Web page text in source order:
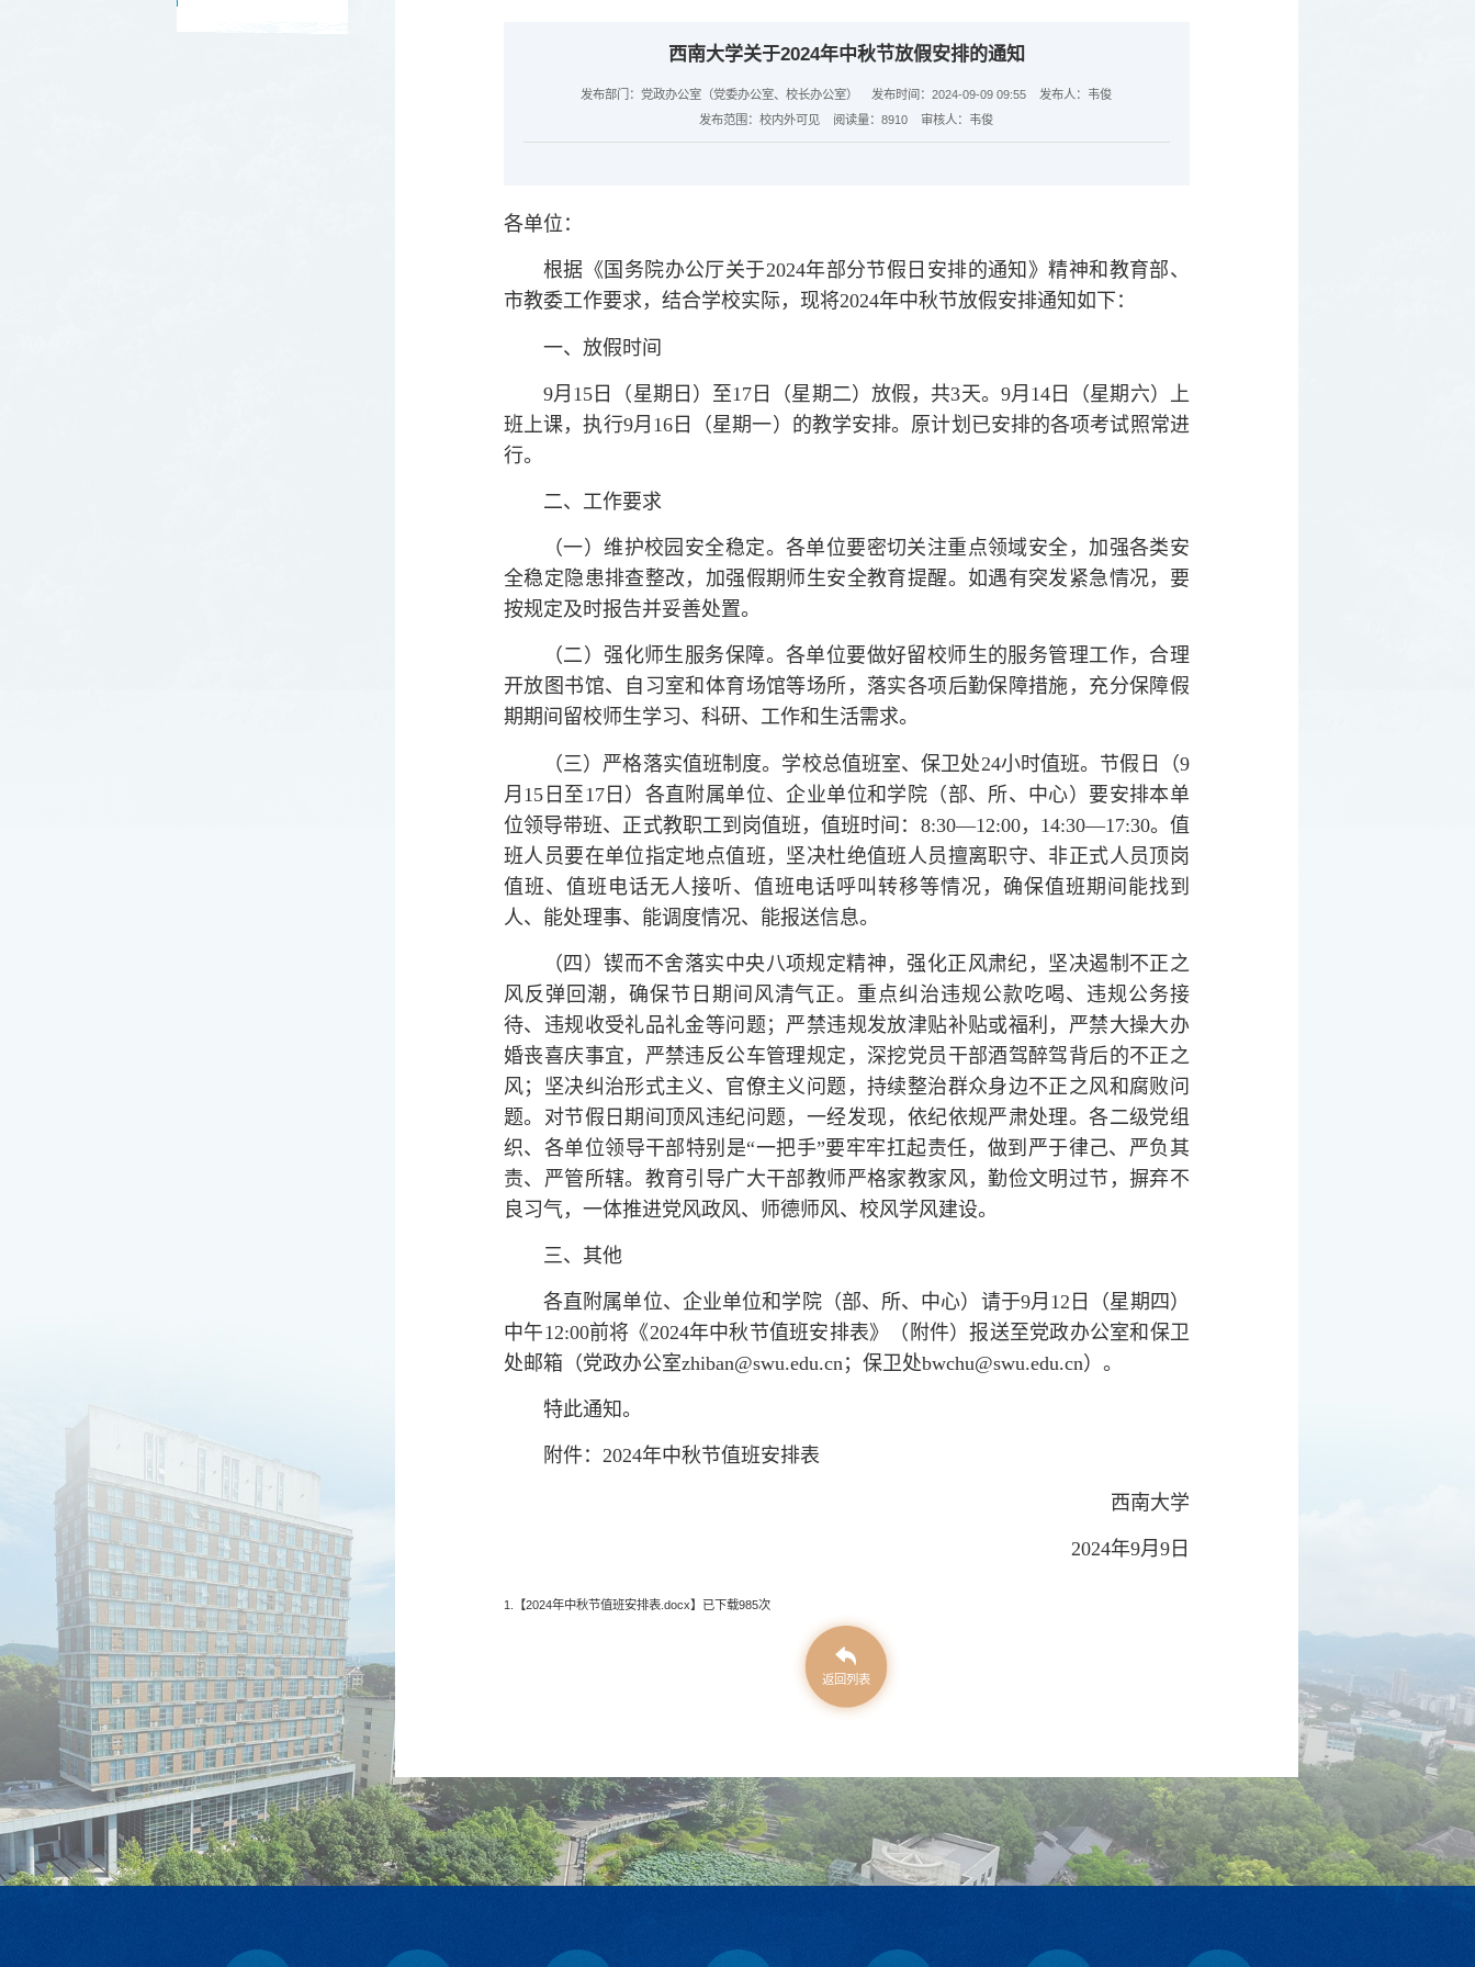
西南大学关于2024年中秋节放假安排的通知
发布部门：党政办公室（党委办公室、校长办公室） 发布时间：2024-09-09 09:55
发布人：韦俊
发布范围：校内外可见
阅读量：8910 审核人：韦俊
各单位：
根据《国务院办公厅关于2024年部分节假日安排的通知》精神和教育部、
市教委工作要求，结合学校实际，现将2024年中秋节放假安排通知如下：
一、放假时间
9月15日（星期日）至17日（星期二）放假，共3天。9月14日（星期六）上
班上课，执行9月16日（星期一）的教学安排。原计划已安排的各项考试照常进
行。
二、工作要求
（一）维护校园安全稳定。各单位要密切关注重点领域安全，加强各类安
全稳定隐患排查整改，加强假期师生安全教育提醒。如遇有突发紧急情况，要
按规定及时报告并妥善处置。
（二）强化师生服务保障。各单位要做好留校师生的服务管理工作，合理
开放图书馆、自习室和体育场馆等场所，落实各项后勤保障措施，充分保障假
期期间留校师生学习、科研、工作和生活需求。
（三）严格落实值班制度。学校总值班室、保卫处24小时值班。节假日（9
月15日至17日）各直附属单位、企业单位和学院（部、所、中心）要安排本单
位领导带班、正式教职工到岗值班，值班时间：8:30—12:00，14:30—17:30。值
班人员要在单位指定地点值班，坚决杜绝值班人员擅离职守、非正式人员顶岗
值班、值班电话无人接听、值班电话呼叫转移等情况，确保值班期间能找到
人、能处理事、能调度情况、能报送信息。
（四）锲而不舍落实中央八项规定精神，强化正风肃纪，坚决遏制不正之
风反弹回潮，确保节日期间风清气正。重点纠治违规公款吃喝、违规公务接
待、违规收受礼品礼金等问题；严禁违规发放津贴补贴或福利，严禁大操大办
婚丧喜庆事宜，严禁违反公车管理规定，深挖党员干部酒驾醉驾背后的不正之
风；坚决纠治形式主义、官僚主义问题，持续整治群众身边不正之风和腐败问
题。对节假日期间顶风违纪问题，一经发现，依纪依规严肃处理。各二级党组
织、各单位领导干部特别是“一把手”要牢牢扛起责任，做到严于律己、严负其
责、严管所辖。教育引导广大干部教师严格家教家风，勤俭文明过节，摒弃不
良习气，一体推进党风政风、师德师风、校风学风建设。
三、其他
各直附属单位、企业单位和学院（部、所、中心）请于9月12日（星期四）
中午12:00前将《2024年中秋节值班安排表》（附件）报送至党政办公室和保卫
处邮箱（党政办公室zhiban@swu.edu.cn；保卫处bwchu@swu.edu.cn）。
特此通知。
附件：2024年中秋节值班安排表
西南大学
2024年9月9日
1.【2024年中秋节值班安排表.docx】已下载985次
返回列表